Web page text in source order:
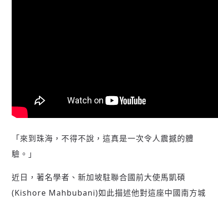
「來到珠海，不得不說，這真是一次令人震撼的體
驗。」
近日，著名學者、新加坡駐聯合國前大使馬凱碩
(Kishore Mahbubani)如此描述他對這座中國南方城